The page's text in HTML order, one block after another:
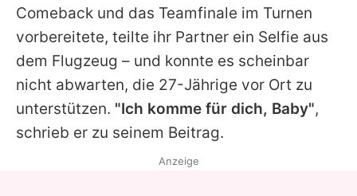
Comeback und das Teamfinale im Turnen
vorbereitete, teilte ihr Partner ein Selfie aus
dem Flugzeug – und konnte es scheinbar
nicht abwarten, die 27-Jährige vor Ort zu
unterstützen. "Ich komme für dich, Baby",
schrieb er zu seinem Beitrag.
Anzeige